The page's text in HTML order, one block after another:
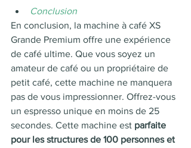
Conclusion
En conclusion, la machine à café XS
Grande Premium offre une expérience
de café ultime. Que vous soyez un
amateur de café ou un propriétaire de
petit café, cette machine ne manquera
pas de vous impressionner. Offrez-vous
un espresso unique en moins de 25
secondes. Cette machine est parfaite
pour les structures de 100 personnes et